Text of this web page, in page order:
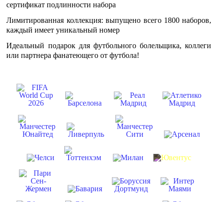
сертификат подлинности набора
Лимитированная коллекция: выпущено всего 1800 наборов,
каждый имеет уникальный номер
Идеальный подарок для футбольного болельщика, коллеги
или партнера фанатеющего от футбола!